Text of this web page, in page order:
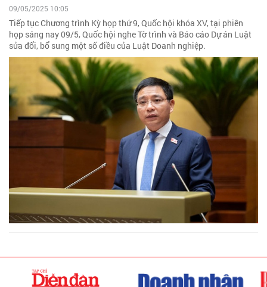
09/05/2025 10:05
Tiếp tục Chương trình Kỳ họp thứ 9, Quốc hội khóa XV, tại phiên
họp sáng nay 09/5, Quốc hội nghe Tờ trình và Báo cáo Dự án Luật
sửa đổi, bổ sung một số điều của Luật Doanh nghiệp.